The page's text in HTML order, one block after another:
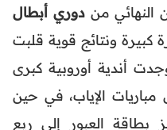
النهائي مندوري أبطال
2025-2026 إثارة كبيرة ونتائج قوية قلبت
أندية أوروبية كبرى
الإياب، في حين
العبور إلى ربع